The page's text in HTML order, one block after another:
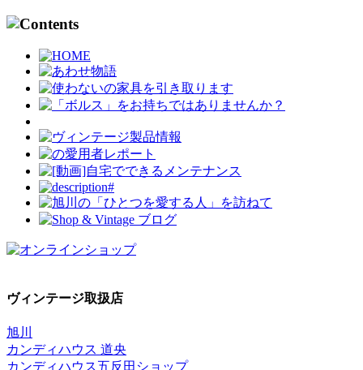
ヴィンテージ取扱店
旭川
カンディハウス 道央
カンディハウス五反田ショップ